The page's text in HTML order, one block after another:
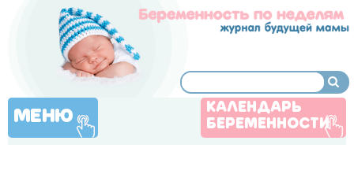
МЕНЮ
КАЛЕНДАРЬ
БЕРЕМЕННОСТИ